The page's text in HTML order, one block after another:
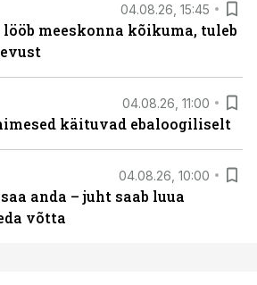
04.08.26, 15:45
meeskonna kõikuma, tuleb
04.08.26, 11:00
käituvad ebaloogiliselt
04.08.26, 10:00
anda – juht saab luua
võtta